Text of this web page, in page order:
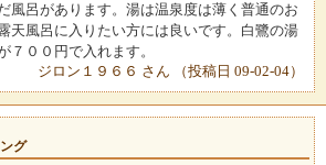
風呂があります。湯は温泉度は薄く普通のお
天風呂に入りたい方には良いです。白鷺の湯
７００円で入れます。
ジロン１９６６ さん （投稿日 09-02-04）
グ